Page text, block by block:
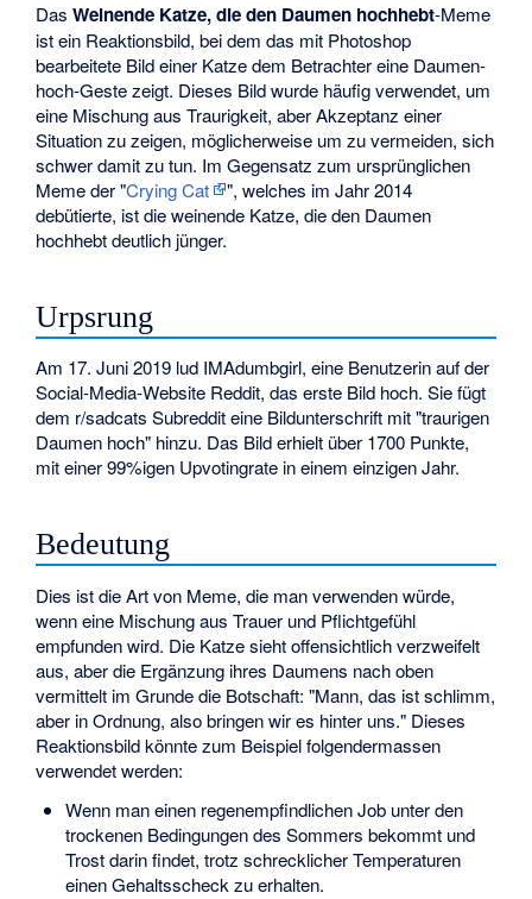
DasWeinende Katze, die den Daumen hochhebt-Meme
ist ein Reaktionsbild, bei dem das mit Photoshop
bearbeitete Bild einer Katze dem Betrachter eine Daumen-
hoch-Geste zeigt. Dieses Bild wurde häufig verwendet, um
eine Mischung aus Traurigkeit, aber Akzeptanz einer
Situation zu zeigen, möglicherweise um zu vermeiden, sich
schwer damit zu tun. Im Gegensatz zum ursprünglichen
Meme der "Crying Cat
", welches im Jahr 2014
debütierte, ist die weinende Katze, die den Daumen
hochhebt deutlich jünger.
Urpsrung
Am 17. Juni 2019 lud IMAdumbgirl, eine Benutzerin auf der
Social-Media-Website Reddit, das erste Bild hoch. Sie fügt
dem r/sadcats Subreddit eine Bildunterschrift mit "traurigen
Daumen hoch" hinzu. Das Bild erhielt über 1700 Punkte,
mit einer 99%igen Upvotingrate in einem einzigen Jahr.
Bedeutung
Dies ist die Art von Meme, die man verwenden würde,
wenn eine Mischung aus Trauer und Pflichtgefühl
empfunden wird. Die Katze sieht offensichtlich verzweifelt
aus, aber die Ergänzung ihres Daumens nach oben
vermittelt im Grunde die Botschaft: "Mann, das ist schlimm,
aber in Ordnung, also bringen wir es hinter uns." Dieses
Reaktionsbild könnte zum Beispiel folgendermassen
verwendet werden:
Wenn man einen regenempfindlichen Job unter den
trockenen Bedingungen des Sommers bekommt und
Trost darin findet, trotz schrecklicher Temperaturen
einen Gehaltsscheck zu erhalten.